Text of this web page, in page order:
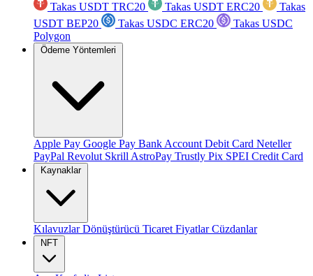
Takas USDT TRC20
Takas USDT ERC20
Takas
USDT BEP20
Takas USDC ERC20
Takas USDC
Polygon
Ödeme Yöntemleri
Apple Pay Google Pay Bank Account Debit Card Neteller
PayPal Revolut Skrill AstroPay Trustly Pix SPEI Credit Card
Kaynaklar
KılavuzlarDönüştürücü Ticaret FiyatlarCüzdanlar
NFT